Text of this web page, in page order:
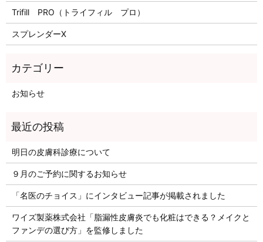
Trifill PRO（トライフィル プロ）
スプレンダーX
お知らせ
明日の皮膚科診療について
９月のご予約に関するお知らせ
「名医のチョイス」にインタビュー記事が掲載されました
ワイズ製薬株式会社「脂漏性皮膚炎でも化粧はできる？メイクと
ファンデの選び方」を監修しました